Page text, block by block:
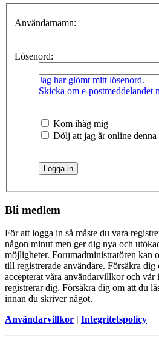
Användarnamn:
Lösenord:
Jag har glömt mitt lösenord.
Skicka om e-postmeddelandet
Kom ihåg mig
Dölj att jag är online denna
Bli medlem
För att logga in så måste du vara
någon minut men ger dig nya och
möjligheter. Forumadministratören kan
till registrerade användare. Försäkra dig
accepterat våra användarvillkor och
registrerar dig. Försäkra dig om att du
innan du skriver något.
Användarvillkor | Integritetspolicy